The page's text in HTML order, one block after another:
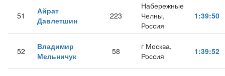
51
Айрат
Давлетшин
223
Набережные
Челны,
Россия
1:39:50
52
Владимир
Мельничук
58
г Москва,
Россия
1:39:52